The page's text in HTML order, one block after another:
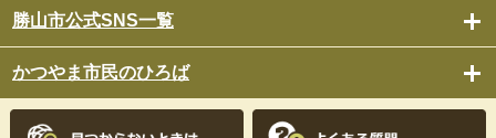
勝山市公式SNS一覧
かつやま市民のひろば